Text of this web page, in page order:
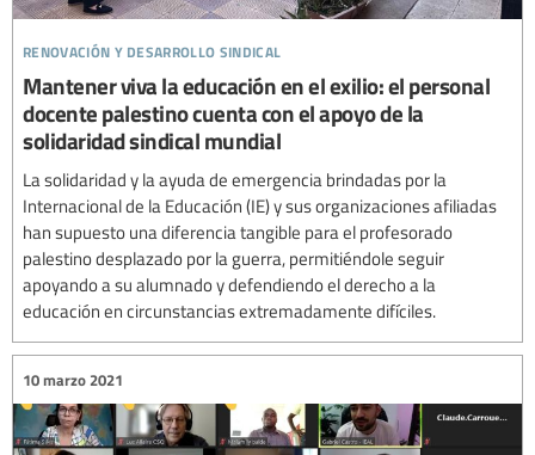
renovación y desarrollo sindical
Mantener viva la educación en el exilio: el personal
docente palestino cuenta con el apoyo de la
solidaridad sindical mundial
La solidaridad y la ayuda de emergencia brindadas por la
Internacional de la Educación (IE) y sus organizaciones afiliadas
han supuesto una diferencia tangible para el profesorado
palestino desplazado por la guerra, permitiéndole seguir
apoyando a su alumnado y defendiendo el derecho a la
educación en circunstancias extremadamente difíciles.
10 marzo 2021